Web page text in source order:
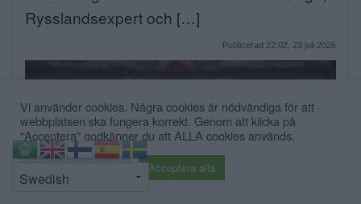
Rysslandsexpert och […]
Publicerad 22:02, 23 juli 2026
Vi använder cookies. Några cookies är nödvändiga för att
webbplatsen ska fungera korrekt. Genom att klicka på
"Acceptera" godkänner du att ALLA cookies används.
Acceptera alla